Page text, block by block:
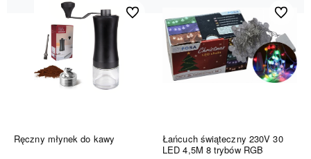
Ręczny młynek do kawy
Do ulubionych
Łańcuch świąteczny 230V 30
LED 4,5M 8 trybów RGB
Do